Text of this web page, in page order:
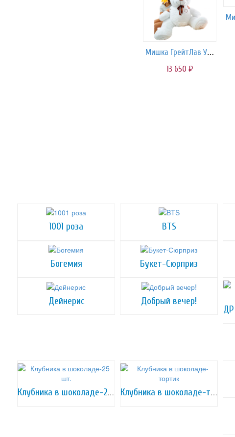
Мишка ГрейтЛав Умка | 160 cм
13 650 руб.
1001 роза BTS
Богемия Букет-Сюрприз
Дейнерис Добрый вечер!
Клубника в шоколаде-25 шт. Клубника в шоколаде-тортик